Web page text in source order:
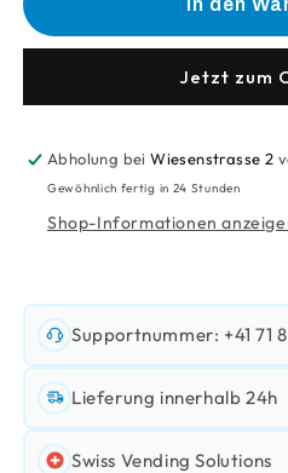
Verschlussbeutel
Jetzt zum
Abholung beiWiesenstrasse 2
Gewöhnlich fertig in 24 Stunden
Shop-Informationen
Supportnummer: +41 71
Lieferung innerhalb 24h
Swiss Vending Solutions